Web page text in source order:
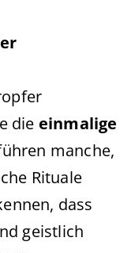
die einmalige
manche,
Rituale
dass
geistlich